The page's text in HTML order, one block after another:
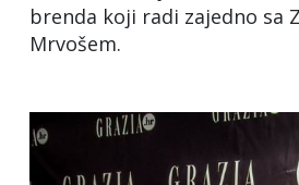
brenda koji radi zajedno sa
Mrvošem.